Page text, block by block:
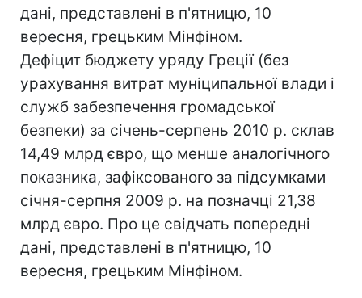
дані, представлені в п'ятницю, 10
вересня, грецьким Мінфіном.
Дефіцит бюджету уряду Греції (без
урахування витрат муніципальної влади і
служб забезпечення громадської
безпеки) за січень-серпень 2010 р. склав
14,49 млрд євро, що менше аналогічного
показника, зафіксованого за підсумками
січня-серпня 2009 р. на позначці 21,38
млрд євро. Про це свідчать попередні
дані, представлені в п'ятницю, 10
вересня, грецьким Мінфіном.